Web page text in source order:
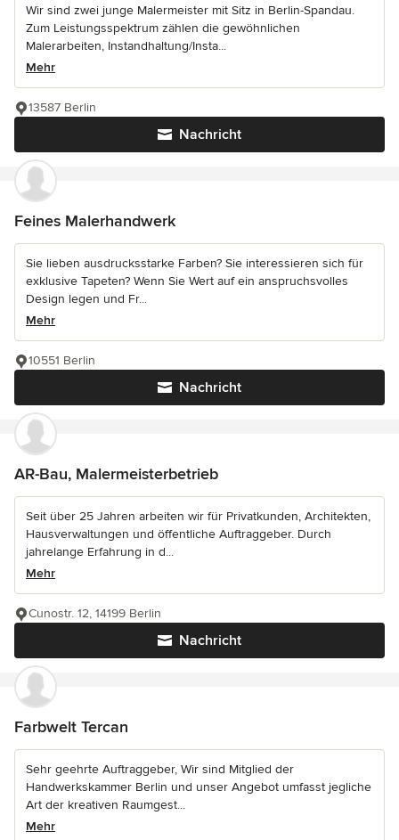
Wir sind zwei junge Malermeister mit Sitz in Berlin-Spandau.
Zum Leistungsspektrum zählen die gewöhnlichen
Malerarbeiten, Instandhaltung/Insta...
Mehr
Nachricht
13587 Berlin
Feines Malerhandwerk
Sie lieben ausdrucksstarke Farben? Sie interessieren sich für
exklusive Tapeten? Wenn Sie Wert auf ein anspruchsvolles
Design legen und Fr...
Mehr
Nachricht
10551 Berlin
AR-Bau, Malermeisterbetrieb
Seit über 25 Jahren arbeiten wir für Privatkunden, Architekten,
Hausverwaltungen und öffentliche Auftraggeber. Durch
jahrelange Erfahrung in d...
Mehr
Nachricht
Cunostr. 12, 14199 Berlin
Farbwelt Tercan
Sehr geehrte Auftraggeber, Wir sind Mitglied der
Handwerkskammer Berlin und unser Angebot umfasst jegliche
Art der kreativen Raumgest...
Mehr